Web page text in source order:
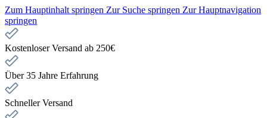
Zum Hauptinhalt springen Zur Suche springen Zur Hauptnavigation
springen
Kostenloser Versand ab 250€
Über 35 Jahre Erfahrung
Schneller Versand